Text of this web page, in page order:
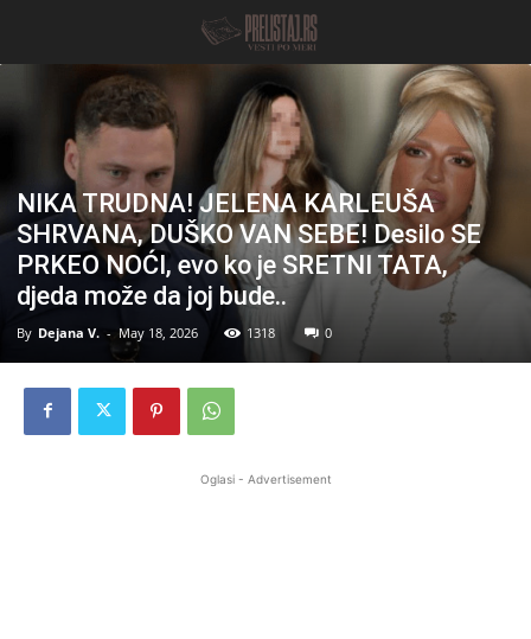
NIKA TRUDNA! JELENA KARLEUŠA
SHRVANA, DUŠKO VAN SEBE! Desilo SE
PRKEO NOĆI, evo ko je SRETNI TATA,
djeda može da joj bude..
By Dejana V. - May 18, 2026 1318 0
Oglasi - Advertisement